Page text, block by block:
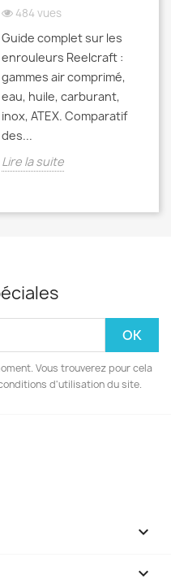
484 vues
Guide complet sur les
enrouleurs Reelcraft :
gammes air comprimé,
eau, huile, carburant,
inox, ATEX. Comparatif
des...
Lire la suite
Vous trouverez pour cela
d'utilisation du site.

